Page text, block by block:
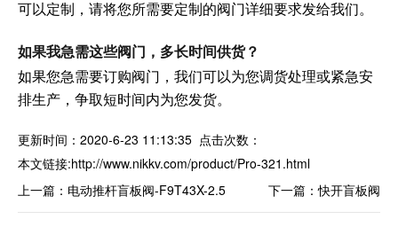
可以定制，请将您所需要定制的阀门详细要求发给我们。
如果我急需这些阀门，多长时间供货？
如果您急需要订购阀门，我们可以为您调货处理或紧急安
排生产，争取短时间内为您发货。
更新时间：2020-6-23 11:13:35 点击次数：
本文链接:http://www.nikkv.com/product/Pro-321.html
上一篇： 电动推杆盲板阀-F9T43X-2.5 下一篇：快开盲板阀